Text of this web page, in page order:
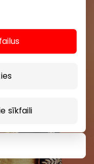
sīkfaili
kopienai
piedāvājumiem,
iepirkšanās un
un “AKROPOLE